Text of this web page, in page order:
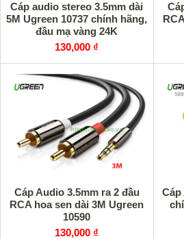
Cáp audio stereo 3.5mm dài
5M Ugreen 10737 chính hãng,
đầu mạ vàng 24K
130,000 ₫
Cáp Audio 3.5mm ra 2 đầu
RCA hoa sen dài 3M Ugreen
10590
130,000 ₫
Cáp